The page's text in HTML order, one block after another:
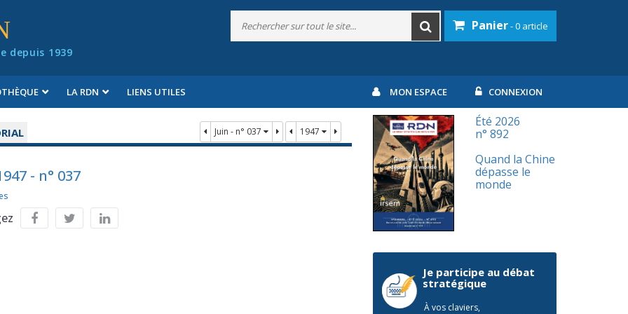
depuis 1939
Panier- 0 article
LA RDN LIENS UTILES MON ESPACE CONNEXION
Juin - n° 037 1947
- n° 037
Été 2026
n° 892
Quand la Chine
dépasse le
monde
Je participe au débat
stratégique
À vos claviers,